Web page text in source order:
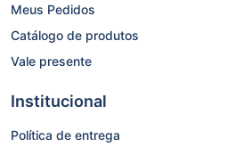
Meus Pedidos
Catálogo de produtos
Vale presente
Institucional
Política de entrega